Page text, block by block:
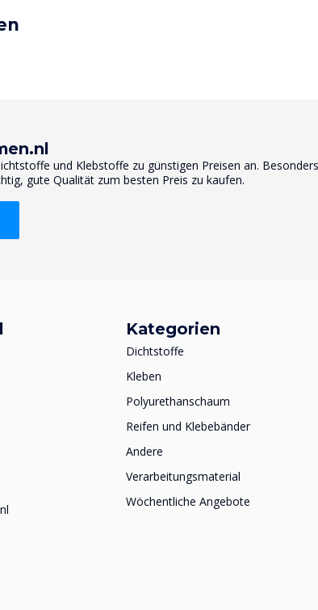
und Klebstoffe zu günstigen Preisen an.
gute Qualität zum besten Preis zu kaufen.
Kategorien
Dichtstoffe
Kleben
Polyurethanschaum
Reifen und Klebebänder
Andere
Verarbeitungsmaterial
Wöchentliche Angebote